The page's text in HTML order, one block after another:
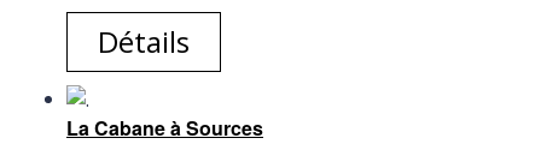
Détails
La Cabane à Sources